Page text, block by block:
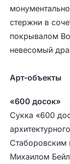
стержни в
покрывалом
невесомый
Арт-объекты
«600 досок»
Сукка «600
Стаборовским
Михаилом